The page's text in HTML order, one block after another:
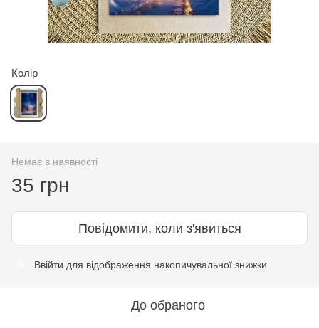
Колір
Немає в наявності
35 грн
Повідомити, коли з'явиться
Ввійти для відображення накопичувальної знижки
До обраного